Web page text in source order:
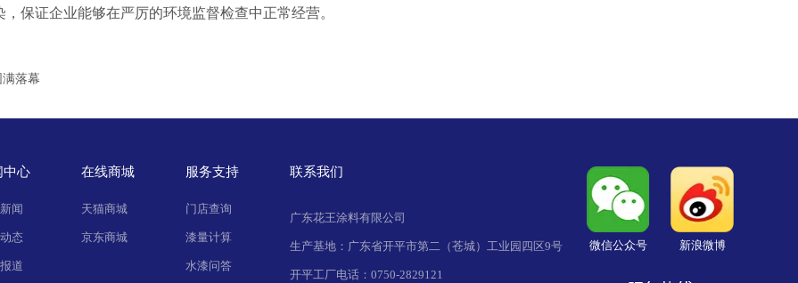
保证企业能够在严厉的环境监督检查中正常经营。
落幕
广东花王涂料有限公司
生产基地：广东省开平市第二（苍城）工业园四区9号
开平工厂电话：0750-2829121
微信公众号 新浪微博
中心
闻
态
道
在线商城
天猫商城
京东商城
服务支持
门店查询
漆量计算
水漆问答
联系我们